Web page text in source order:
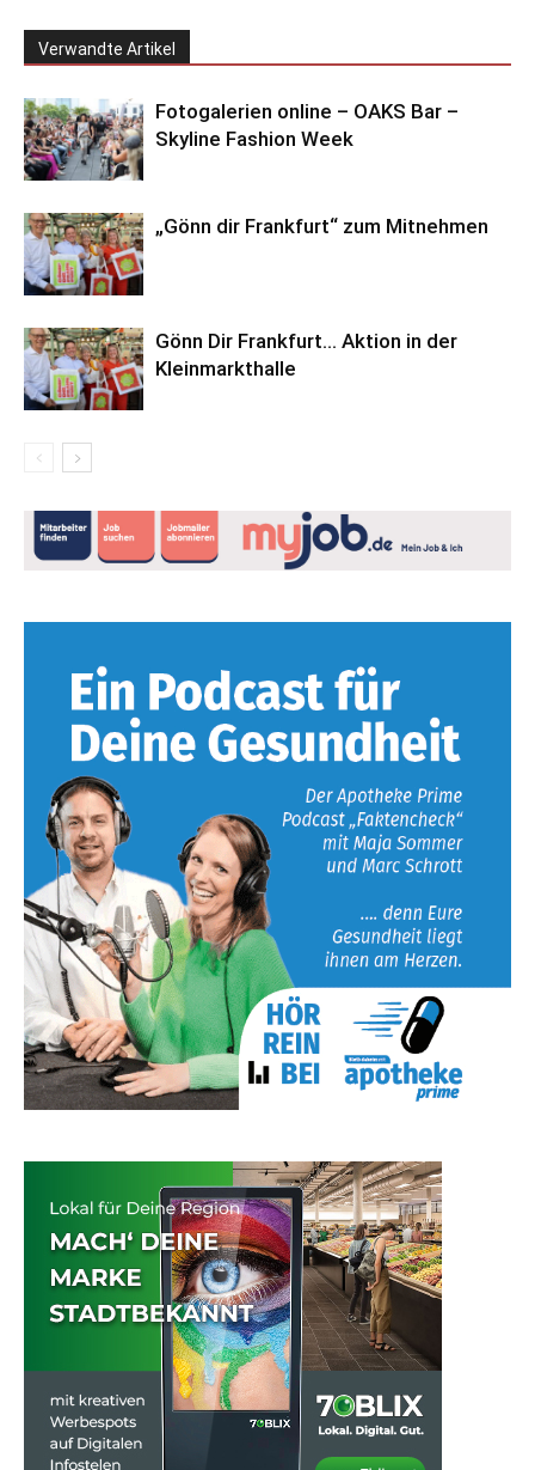
Verwandte Artikel
Fotogalerien online – OAKS Bar –
Skyline Fashion Week
„Gönn dir Frankfurt“ zum Mitnehmen
Gönn Dir Frankfurt… Aktion in der
Kleinmarkthalle